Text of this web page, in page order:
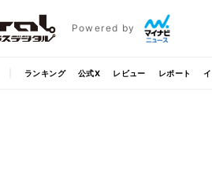
Powered by
ランキング 公式X レビュー レポート